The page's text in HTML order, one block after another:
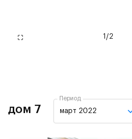
1 /2
дом 7
Период
март 2022